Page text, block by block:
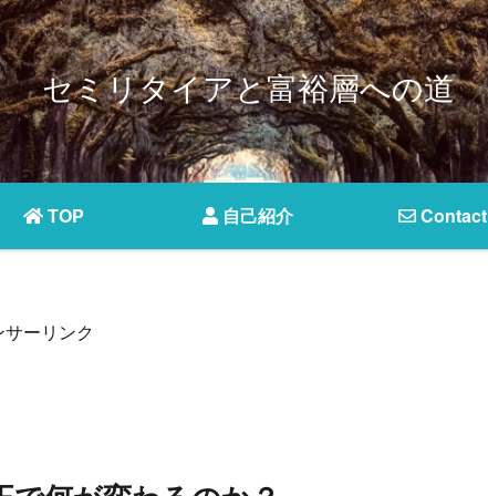
セミリタイアと富裕層への道
TOP 自己紹介 Contact
ーリンク